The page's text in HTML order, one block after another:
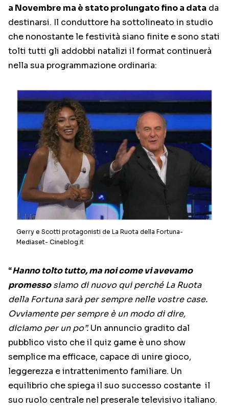
a Novembre ma è stato prolungato fino a data da
destinarsi. Il conduttore ha sottolineato in studio
che nonostante le festività siano finite e sono stati
tolti tutti gli addobbi natalizi il format continuerà
nella sua programmazione ordinaria:
Gerry e Scotti protagonisti de La Ruota della Fortuna-
Mediaset- Cineblog.it
“Hanno tolto tutto, ma noi come vi avevamo
promessosiamo di nuovo qui perché La Ruota
della Fortuna sarà per sempre nelle vostre case.
Ovviamente per sempre è un modo di dire,
diciamo per un po”. Un annuncio gradito dal
pubblico visto che il quiz game è uno show
semplice ma efficace, capace di unire gioco,
leggerezza e intrattenimento familiare. Un
equilibrio che spiega il suo successo costante il
suo ruolo centrale nel preserale televisivo italiano.